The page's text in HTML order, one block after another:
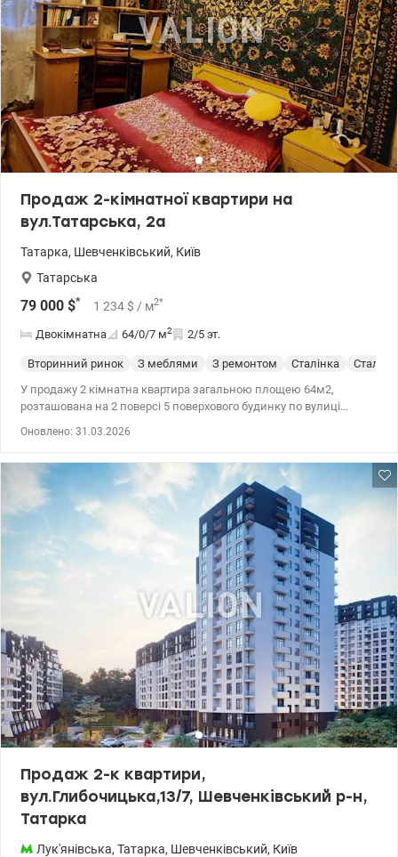
Продаж 2-кімнатної квартири на
вул.Татарська, 2а
Татарка, Шевченківський, Київ
Татарська
79 000 $* 1 234 $ / м2*
Двокімнатна 64/0/7 м2 2/5 эт.
Вторинний ринок З меблями З ремонтом Сталінка
У продажу 2 кімнатна квартира загальною площею 64м2,
розташована на 2 поверсі 5 поверхового будинку по вулиці
багато різноманітних закладів:магазини, кав'ярні, відділення
пошти та банку, спортивні та дитячі заклади, майданчики.
Територія будинку чиста, багато зелені, поряд зупинки
громадського транспорту, метро Лук'янівська в 5-7 хвилинах
хотьби. т.044 200 10 80 Valion.ua/1139748
Оновлено: 31.03.2026
Продаж 2-к квартири,
вул.Глибочицька,13/7, Шевченківський р-н,
Татарка
Лук'янівська, Татарка, Шевченківський, Київ